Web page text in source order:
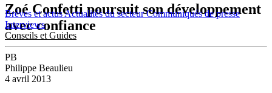
Brèves et actusActualités du secteurCommuniqués de presse
Interviews
Conseils et Guides
Zoé Confetti poursuit son développement
avec confiance
PB
Philippe Beaulieu
4 avril 2013